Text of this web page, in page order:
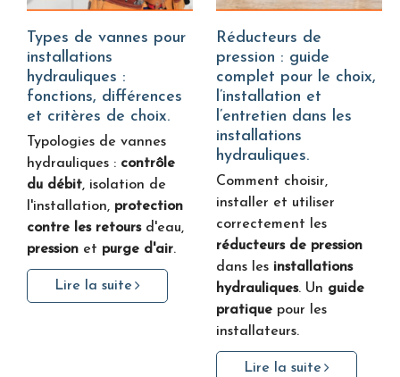
Types de vannes pour
installations
hydrauliques :
fonctions, différences
et critères de choix.
Typologies de vannes
hydrauliques : contrôle
du débit, isolation de
l'installation, protection
contre les retoursd'eau,
pression et purge d'air.
Lire la suite
Réducteurs de
pression : guide
complet pour le choix,
l’installation et
l’entretien dans les
installations
hydrauliques.
Comment choisir,
installer et utiliser
correctement les
réducteurs de pression
dans les installations
hydrauliques. Un guide
pratique pour les
installateurs.
Lire la suite